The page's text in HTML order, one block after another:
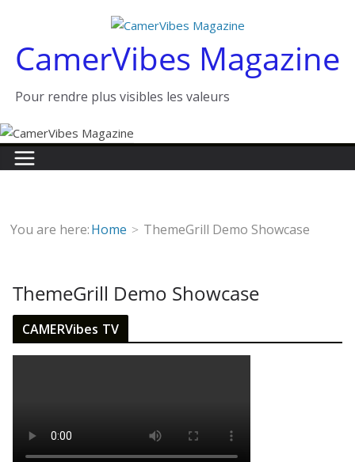
contenuCamerVibes Magazine
Pour rendre plus visibles les valeurs
You are here:Home ThemeGrill Demo Showcase
ThemeGrill Demo Showcase
CAMERVibes TV